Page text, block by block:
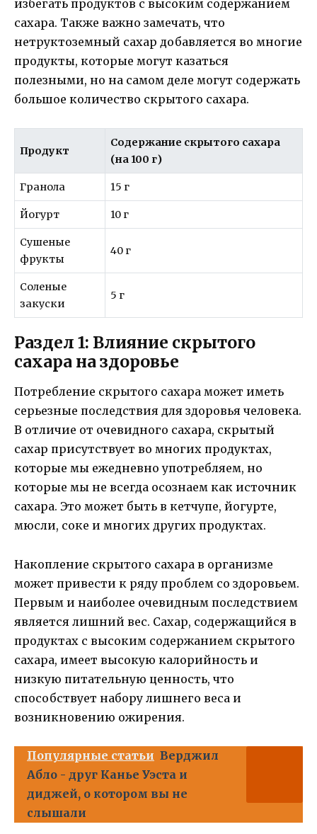
избегать продуктов с высоким содержанием
сахара. Также важно замечать, что
нетруктоземный сахар добавляется во многие
продукты, которые могут казаться
полезными, но на самом деле могут содержать
большое количество скрытого сахара.
Продукт
Содержание скрытого сахара
(на 100 г)
Гранола 15 г
Йогурт 10 г
Сушеные
фрукты
40 г
Соленые
закуски
5 г
Раздел 1: Влияние скрытого
сахара на здоровье
Потребление скрытого сахара может иметь
серьезные последствия для здоровья человека.
В отличие от очевидного сахара, скрытый
сахар присутствует во многих продуктах,
которые мы ежедневно употребляем, но
которые мы не всегда осознаем как источник
сахара. Это может быть в кетчупе, йогурте,
мюсли, соке и многих других продуктах.
Накопление скрытого сахара в организме
может привести к ряду проблем со здоровьем.
Первым и наиболее очевидным последствием
является лишний вес. Сахар, содержащийся в
продуктах с высоким содержанием скрытого
сахара, имеет высокую калорийность и
низкую питательную ценность, что
способствует набору лишнего веса и
возникновению ожирения.
Популярные статьи Верджил
Абло - друг Канье Уэста и
диджей, о котором вы не
слышали